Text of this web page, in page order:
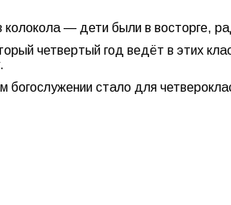
колокола — дети были в восторге,
четвертый год ведёт в этих
богослужении стало для